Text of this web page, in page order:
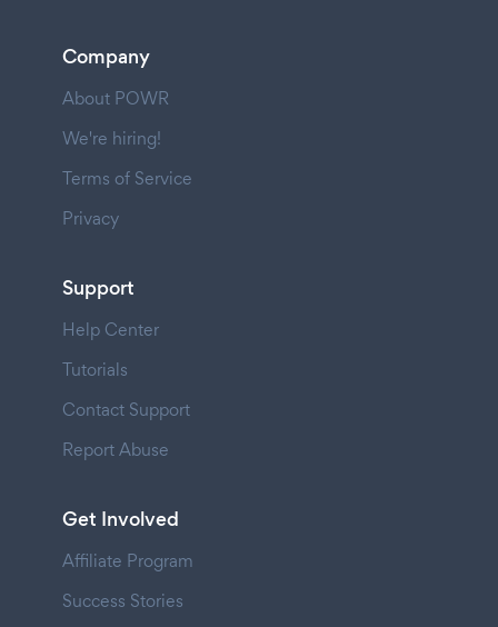
Company
About POWR
We're hiring!
Terms of Service
Privacy
Support
Help Center
Tutorials
Contact Support
Report Abuse
Get Involved
Affiliate Program
Success Stories